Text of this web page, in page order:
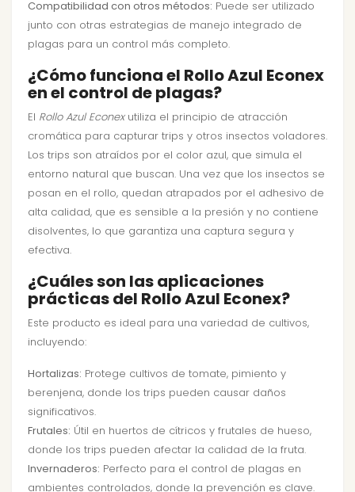
Compatibilidad con otros métodos: Puede ser utilizado
junto con otras estrategias de manejo integrado de
plagas para un control más completo.
¿Cómo funciona el Rollo Azul Econex
en el control de plagas?
El Rollo Azul Econexutiliza el principio de atracción
cromática para capturar trips y otros insectos voladores.
Los trips son atraídos por el color azul, que simula el
entorno natural que buscan. Una vez que los insectos se
posan en el rollo, quedan atrapados por el adhesivo de
alta calidad, que es sensible a la presión y no contiene
disolventes, lo que garantiza una captura segura y
efectiva.
¿Cuáles son las aplicaciones
prácticas del Rollo Azul Econex?
Este producto es ideal para una variedad de cultivos,
incluyendo:
Hortalizas: Protege cultivos de tomate, pimiento y
berenjena, donde los trips pueden causar daños
significativos.
Frutales: Útil en huertos de cítricos y frutales de hueso,
donde los trips pueden afectar la calidad de la fruta.
Invernaderos: Perfecto para el control de plagas en
ambientes controlados, donde la prevención es clave.